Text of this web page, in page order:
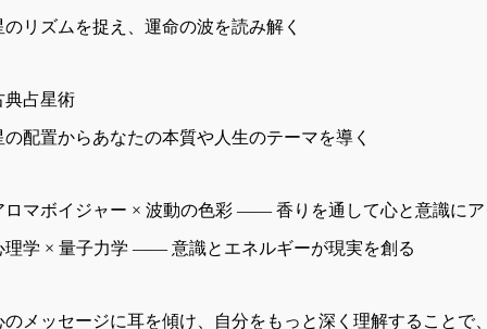
のリズムを捉え、運命の波を読み解く
典占星術
の配置からあなたの本質や人生のテーマを導く
ロマボイジャー × 波動の色彩 —— 香りを通して心と意識に
理学 × 量子力学 —— 意識とエネルギーが現実を創る
のメッセージに耳を傾け、自分をもっと深く理解することで